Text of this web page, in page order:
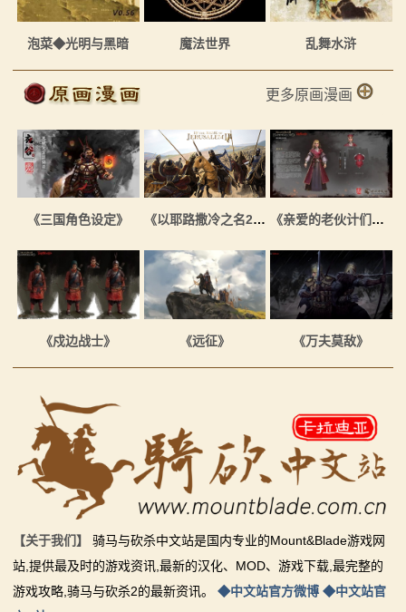
泡菜◆光明与黑暗 魔法世界 乱舞水浒
更多原画漫画
《三国角色设定》 《以耶路撒冷之名2插画》 《亲爱的老伙计们都回来了》
《戍边战士》 《远征》 《万夫莫敌》
【关于我们】 骑马与砍杀中文站是国内专业的Mount&Blade游戏网
站,提供最及时的游戏资讯,最新的汉化、MOD、游戏下载,最完整的
游戏攻略,骑马与砍杀2的最新资讯。
◆中文站官方微博 ◆中文站官